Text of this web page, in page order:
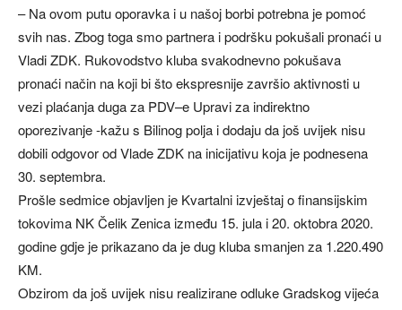
– Na ovom putu oporavka i u našoj borbi potrebna je pomoć
svih nas. Zbog toga smo partnera i podršku pokušali pronaći u
Vladi ZDK. Rukovodstvo kluba svakodnevno pokušava
pronaći način na koji bi što ekspresnije završio aktivnosti u
vezi plaćanja duga za PDV–e Upravi za indirektno
oporezivanje -kažu s Bilinog polja i dodaju da još uvijek nisu
dobili odgovor od Vlade ZDK na inicijativu koja je podnesena
30. septembra.
Prošle sedmice objavljen je Kvartalni izvještaj o finansijskim
tokovima NK Čelik Zenica između 15. jula i 20. oktobra 2020.
godine gdje je prikazano da je dug kluba smanjen za 1.220.490
KM.
Obzirom da još uvijek nisu realizirane odluke Gradskog vijeća